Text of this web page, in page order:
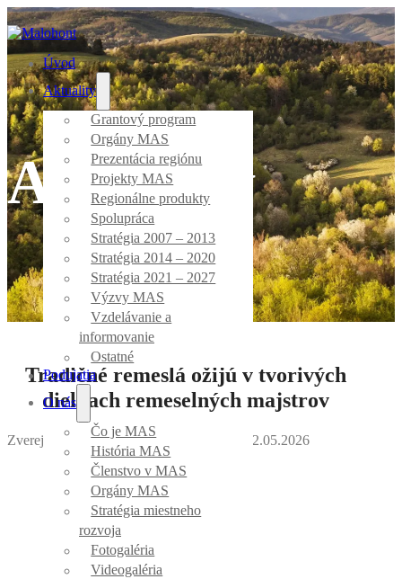
Úvod
Aktuality
Grantový program
Orgány MAS
Prezentácia regiónu
Projekty MAS
Regionálne produkty
Spolupráca
Stratégia 2007 – 2013
Stratégia 2014 – 2020
Stratégia 2021 – 2027
Výzvy MAS
Vzdelávanie a
informovanie
Ostatné
Podujatia
O nás
Čo je MAS
História MAS
Členstvo v MAS
Orgány MAS
Stratégia miestneho
rozvoja
Fotogaléria
Videogaléria
Aktuality
Úvod/Ostatné
Tradičné remeslá ožijú v tvorivých
dielňach remeselných majstrov
Zverejnila Veronika Chudicová Dátum: 12.05.2026